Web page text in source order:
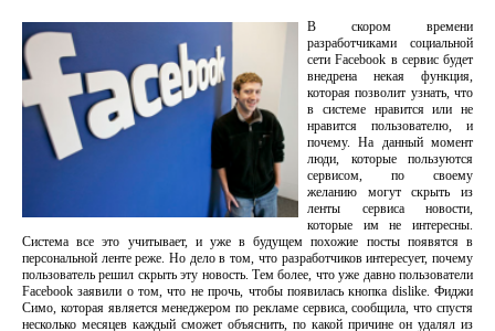
В скором времени
разработчиками социальной
сети Facebook в сервис будет
внедрена некая функция,
которая позволит узнать, что
в системе нравится или не
нравится пользователю, и
почему. На данный момент
люди, которые пользуются
сервисом, по своему
желанию могут скрыть из
ленты сервиса новости,
которые им не интересны.
Система все это учитывает, и уже в будущем похожие посты появятся в
персональной ленте реже. Но дело в том, что разработчиков интересует, почему
пользователь решил скрыть эту новость. Тем более, что уже давно пользователи
Facebook заявили о том, что не прочь, чтобы появилась кнопка dislike. Фиджи
Симо, которая является менеджером по рекламе сервиса, сообщила, что спустя
несколько месяцев каждый сможет объяснить, по какой причине он удалял из